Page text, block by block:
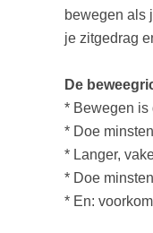
bewegen als
je zitgedrag
De
* Bewegen is
* Doe
* Langer,
* Doe
* En: